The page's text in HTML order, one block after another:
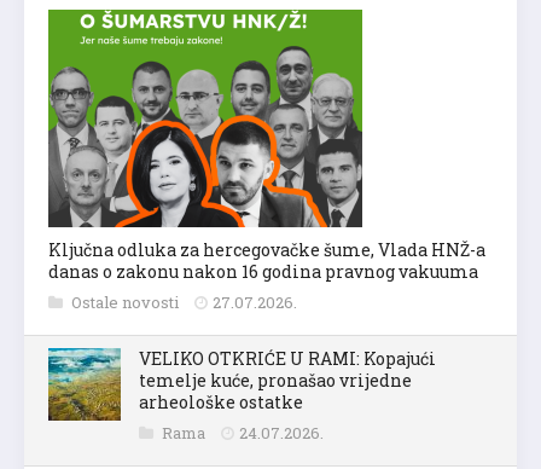
Ključna odluka za hercegovačke šume, Vlada HNŽ-a
danas o zakonu nakon 16 godina pravnog vakuuma
Ostale novosti 27.07.2026.
VELIKO OTKRIĆE U RAMI: Kopajući
temelje kuće, pronašao vrijedne
arheološke ostatke
Rama 24.07.2026.